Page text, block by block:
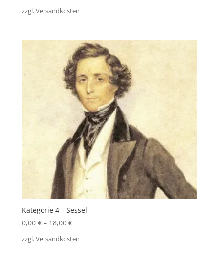
zzgl.Versandkosten
Kategorie 4 – Sessel
0,00 €– 18,00 €
zzgl.Versandkosten